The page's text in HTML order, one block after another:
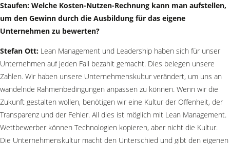
Staufen: Welche Kosten-Nutzen-Rechnung kann man aufstellen,
um den Gewinn durch die Ausbildung für das eigene
Unternehmen zu bewerten?
Stefan Ott: Lean Management und Leadership haben sich für unser
Unternehmen auf jeden Fall bezahlt gemacht. Dies belegen unsere
Zahlen. Wir haben unsere Unternehmenskultur verändert, um uns an
wandelnde Rahmenbedingungen anpassen zu können. Wenn wir die
Zukunft gestalten wollen, benötigen wir eine Kultur der Offenheit, der
Transparenz und der Fehler. All dies ist möglich mit Lean Management.
Wettbewerber können Technologien kopieren, aber nicht die Kultur.
Die Unternehmenskultur macht den Unterschied und gibt den eigenen